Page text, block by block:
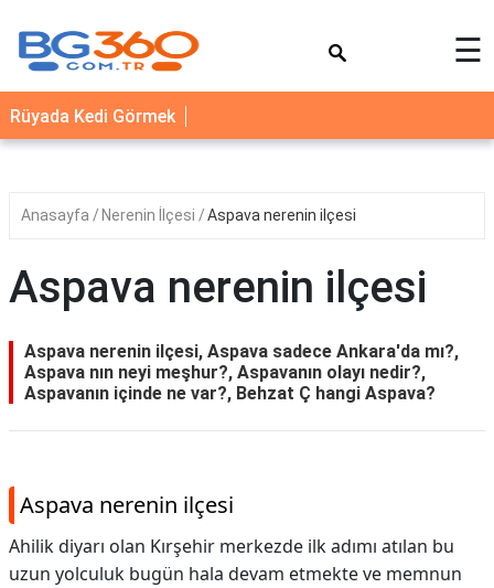
YEMEK
TARİFLERİ
SAĞLIK
☰
Rüyada Kedi Görmek
Anasayfa Nerenin İlçesi Aspava nerenin ilçesi
Aspava nerenin ilçesi
Aspava nerenin ilçesi, Aspava sadece Ankara'da mı?,
Aspava nın neyi meşhur?, Aspavanın olayı nedir?,
Aspavanın içinde ne var?, Behzat Ç hangi Aspava?
Aspava nerenin ilçesi
Ahilik diyarı olan Kırşehir merkezde ilk adımı atılan bu
uzun yolculuk bugün hala devam etmekte ve memnun